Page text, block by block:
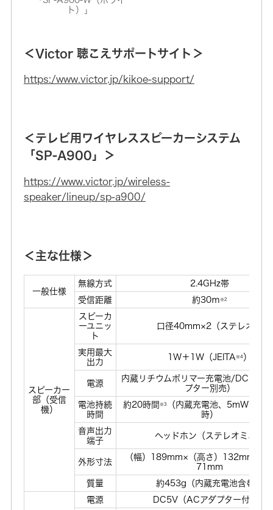
ト）」
＜Victor 聴こえサポートサイト＞
https:/www.victor.jp/kikoe-support/
＜テレビ用ワイヤレススピーカーシステム
「SP-A900」＞
https://www.victor.jp/wireless-
speaker/lineup/sp-a900/
＜主な仕様＞
一般仕様
無線方式
2.4GHz帯
受信距離
約30ｍ ※2
スピーカー
部（受信
機）
スピーカ
ーユニッ
ト
口径40mm×2（ステレオ）
実用最大
出力
1W＋1W（JEITA ※4）
電源
内蔵リチウムポリマー充電池/DC5V（
プター別売）
電池持続
時間
約20時間 ※3
（内蔵充電池、5mW＋
時）
音声出力
端子
ヘッドホン（ステレオミニ）
外形寸法
（幅）189mm×（高さ）132mm×（
71mm
質量
約453g（内蔵充電池含む）
電源
DC5V（ACアダプター付属）